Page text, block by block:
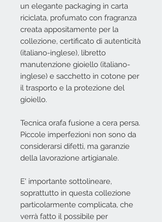
un elegante packaging in carta
riciclata, profumato con fragranza
creata appositamente per la
collezione, certificato di autenticità
(italiano-inglese), libretto
manutenzione gioiello (italiano-
inglese) e sacchetto in cotone per
il trasporto e la protezione del
gioiello.
Tecnica orafa fusione a cera persa.
Piccole imperfezioni non sono da
considerarsi difetti, ma garanzie
della lavorazione artigianale.
E' importante sottolineare,
soprattutto in questa collezione
particolarmente complicata, che
verrà fatto il possibile per